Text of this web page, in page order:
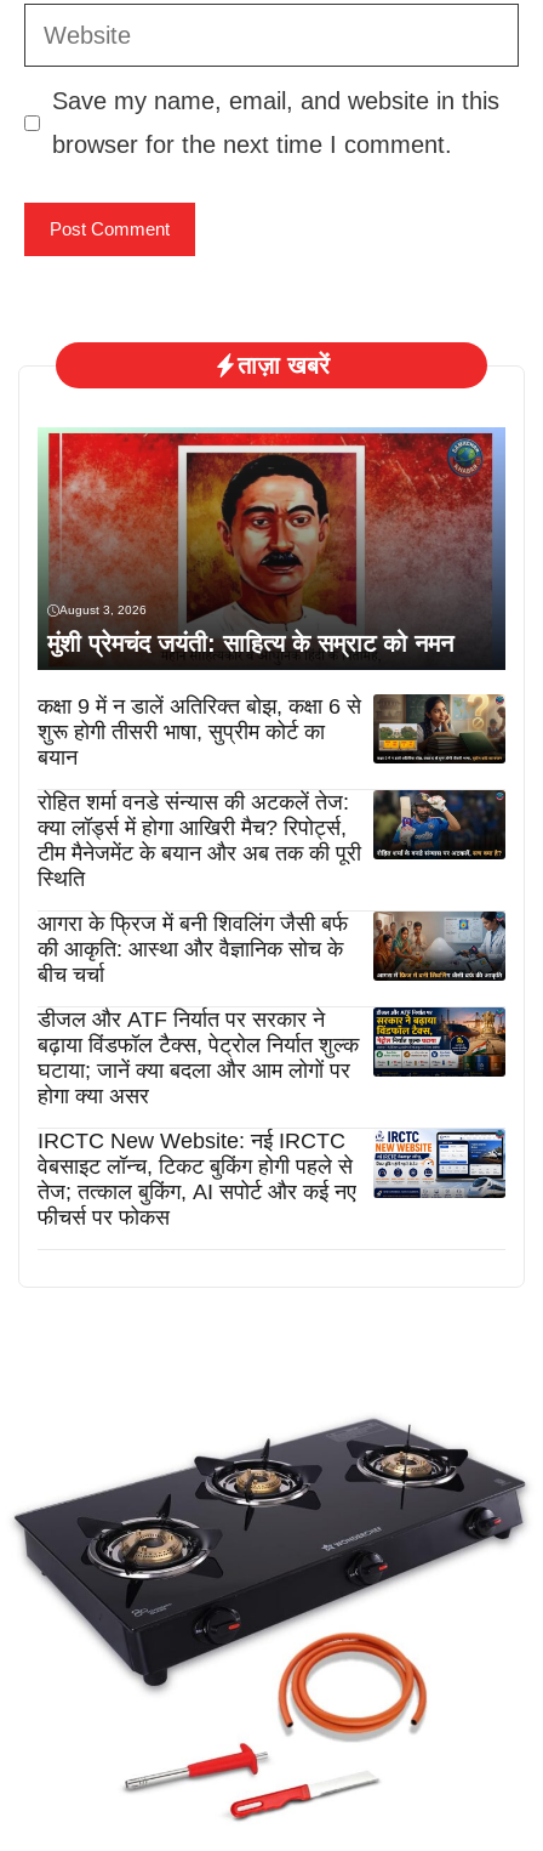
Website
Save my name, email, and website in this
browser for the next time I comment.
ताज़ा खबरें
August 3, 2026
मुंशी प्रेमचंद जयंती: साहित्य के सम्राट को नमन
कक्षा 9 में न डालें अतिरिक्त बोझ, कक्षा 6 से
शुरू होगी तीसरी भाषा, सुप्रीम कोर्ट का
बयान
रोहित शर्मा वनडे संन्यास की अटकलें तेज:
क्या लॉर्ड्स में होगा आखिरी मैच? रिपोर्ट्स,
टीम मैनेजमेंट के बयान और अब तक की पूरी
स्थिति
आगरा के फ्रिज में बनी शिवलिंग जैसी बर्फ
की आकृति: आस्था और वैज्ञानिक सोच के
बीच चर्चा
डीजल और ATF निर्यात पर सरकार ने
बढ़ाया विंडफॉल टैक्स, पेट्रोल निर्यात शुल्क
घटाया; जानें क्या बदला और आम लोगों पर
होगा क्या असर
IRCTC New Website: नई IRCTC
वेबसाइट लॉन्च, टिकट बुकिंग होगी पहले से
तेज; तत्काल बुकिंग, AI सपोर्ट और कई नए
फीचर्स पर फोकस